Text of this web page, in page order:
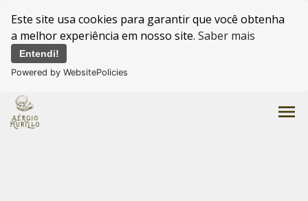
Este site usa cookies para garantir que você obtenha
a melhor experiência em nosso site. Saber mais
Entendi!
Powered by WebsitePolicies
menu